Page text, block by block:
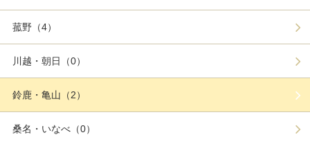
菰野（4）
川越・朝日（0）
鈴鹿・亀山（2）
桑名・いなべ（0）